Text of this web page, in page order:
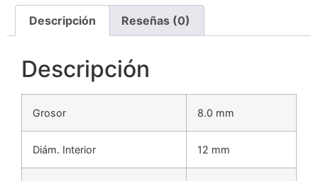
Descripción Reseñas (0)
Descripción
Grosor 8.0 mm
Diám. Interior 12 mm